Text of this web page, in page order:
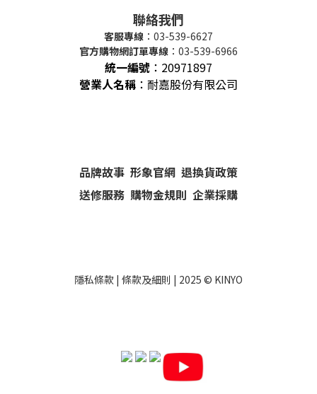
聯絡我們
客服專線 ：03-539-6627
官方購物網訂單專線 ：03-539-6966
統一編號 ： 20971897
營業人名稱 ：耐嘉股份有限公司
品牌故事 形象官網 退換貨政策
送修服務 購物金規則 企業採購
隱私條款 | 條款及細則 | 2025 © KINYO